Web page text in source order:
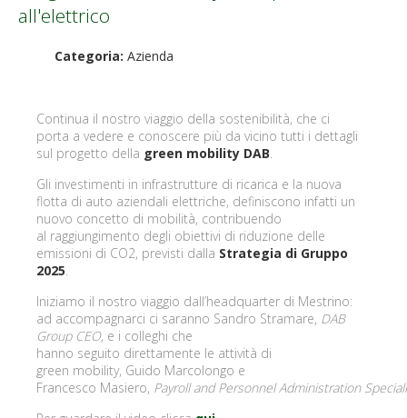
all'elettrico
Categoria: Azienda
Continua il nostro viaggio della sostenibilità, che ci
porta a vedere e conoscere più da vicino tutti i dettagli
sul progetto della green mobility DAB
Gli investimenti in infrastrutture di ricarica e la nuova
flotta di auto aziendali elettriche, definiscono infatti un
nuovo concetto di mobilità, contribuendo
al raggiungimento degli obiettivi di riduzione delle
emissioni di CO2, previsti dalla Strategia di Gruppo
2025
Iniziamo il nostro viaggio dall’headquarter di Mestrino:
ad accompagnarci ci saranno Sandro Stramare, DAB
Group CEO, e i colleghi che
hanno seguito direttamente le attività di
green mobility, Guido Marcolongo e
Francesco Masiero, Payroll and Personnel Administration